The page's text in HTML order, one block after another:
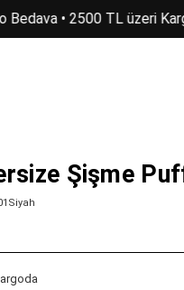
• 2500 TL üzeri
Şişme